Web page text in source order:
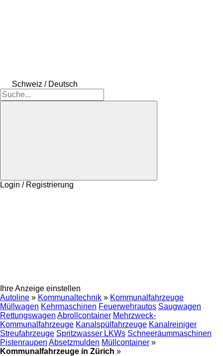
Schweiz / Deutsch
Login / Registrierung
Ihre Anzeige einstellen
Autoline » Kommunaltechnik » Kommunalfahrzeuge
Müllwagen Kehrmaschinen Feuerwehrautos Saugwagen
Rettungswagen Abrollcontainer Mehrzweck-
Kommunalfahrzeuge Kanalspülfahrzeuge Kanalreiniger
Streufahrzeuge Spritzwasser LKWs Schneeräummaschinen
Pistenraupen Absetzmulden Müllcontainer »
Kommunalfahrzeuge in Zürich »